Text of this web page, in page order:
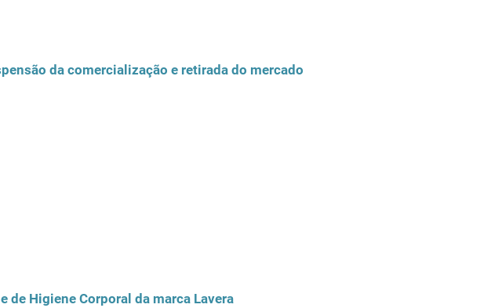
da comercialização e retirada do mercado
Higiene Corporal da marca Lavera